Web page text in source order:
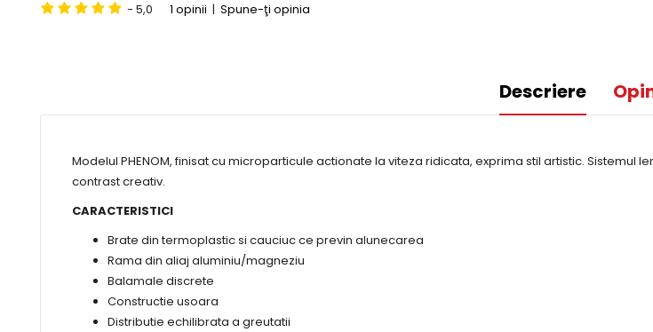
- 5,0 1 opinii | Spune-ţi opinia
Descriere
Modelul PHENOM, finisat cu microparticule actionate la viteza ridicata, exprima stil artistic. Sistemul
contrast creativ.
CARACTERISTICI
Brate din termoplastic si cauciuc ce previn alunecarea
Rama din aliaj aluminiu/magneziu
Balamale discrete
Constructie usoara
Distributie echilibrata a greutatii